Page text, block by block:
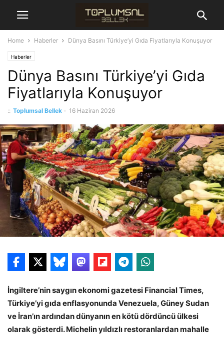
Home Haberler Dünya Basını Türkiye’yi Gıda Fiyatlarıyla Konuşuyor
Haberler
Dünya Basını Türkiye’yi Gıda
Fiyatlarıyla Konuşuyor
:: Toplumsal Bellek - 16 Haziran 2026
İngiltere’nin saygın ekonomi gazetesi Financial Times,
Türkiye’yi gıda enflasyonunda Venezuela, Güney Sudan
ve İran’ın ardından dünyanın en kötü dördüncü ülkesi
olarak gösterdi. Michelin yıldızlı restoranlardan mahalle